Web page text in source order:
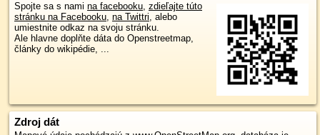
Spojte sa s nami na facebooku, zdieľajte túto
stránku na Facebooku, na Twittri, alebo
umiestnite odkaz na svoju stránku.
Ale hlavne doplňte dáta do Openstreetmap,
články do wikipédie, ...
Zdroj dát